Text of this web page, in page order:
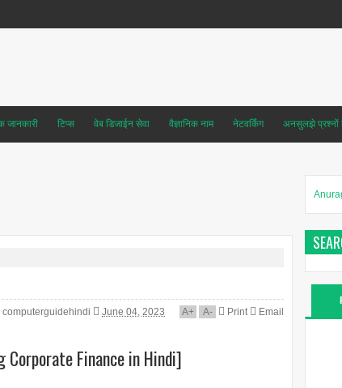
जानकारी टिप्स वेब डिजाईन सेवा वैज्ञानिक नाम नेटवर्किंग अनसुलझे प्रश्नों
computerguidehindi June 04, 2023 A+ A- Print Email
Finance in Hindi]